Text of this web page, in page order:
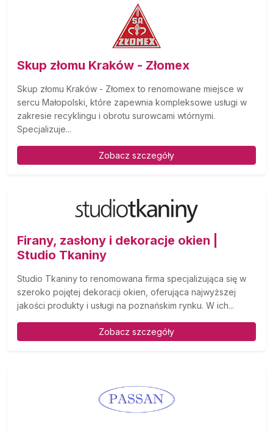
Skup złomu Kraków - Złomex
Skup złomu Kraków - Złomex to renomowane miejsce w
sercu Małopolski, które zapewnia kompleksowe usługi w
zakresie recyklingu i obrotu surowcami wtórnymi.
Specjalizuje...
Zobacz szczegóły
Firany, zasłony i dekoracje okien |
Studio Tkaniny
Studio Tkaniny to renomowana firma specjalizująca się w
szeroko pojętej dekoracji okien, oferująca najwyższej
jakości produkty i usługi na poznańskim rynku. W ich...
Zobacz szczegóły